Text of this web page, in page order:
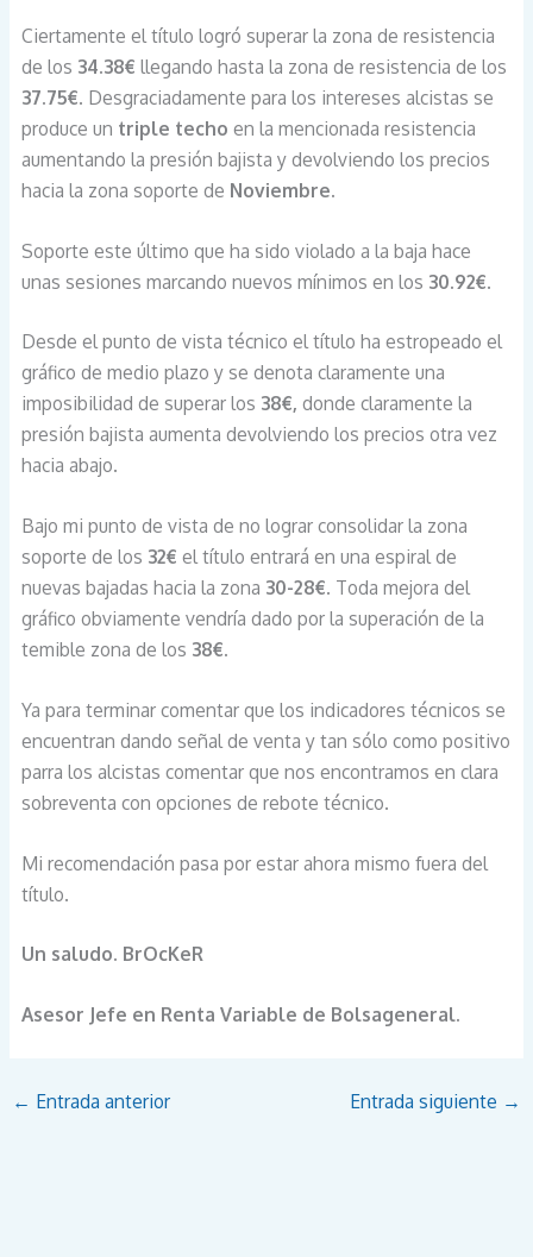
Ciertamente el título logró superar la zona de resistencia
de los 34.38€ llegando hasta la zona de resistencia de los
37.75€. Desgraciadamente para los intereses alcistas se
produce un triple techo en la mencionada resistencia
aumentando la presión bajista y devolviendo los precios
hacia la zona soporte de Noviembre.
Soporte este último que ha sido violado a la baja hace
unas sesiones marcando nuevos mínimos en los 30.92€.
Desde el punto de vista técnico el título ha estropeado el
gráfico de medio plazo y se denota claramente una
imposibilidad de superar los 38€,donde claramente la
presión bajista aumenta devolviendo los precios otra vez
hacia abajo.
Bajo mi punto de vista de no lograr consolidar la zona
soporte de los 32€ el título entrará en una espiral de
nuevas bajadas hacia la zona 30-28€. Toda mejora del
gráfico obviamente vendría dado por la superación de la
temible zona de los 38€.
Ya para terminar comentar que los indicadores técnicos se
encuentran dando señal de venta y tan sólo como positivo
parra los alcistas comentar que nos encontramos en clara
sobreventa con opciones de rebote técnico.
Mi recomendación pasa por estar ahora mismo fuera del
título.
Un saludo. BrOcKeR
Asesor Jefe en Renta Variable de Bolsageneral.
← Entrada anterior Entrada siguiente →